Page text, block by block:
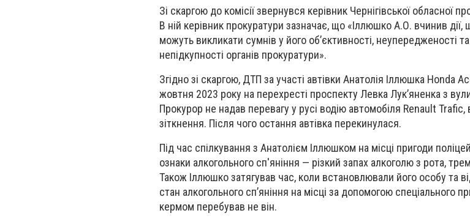
Зі скаргою до комісії звернувся керівник Чернігівської обласної
В ній керівник прокуратури зазначає, що «Іллюшко А.О. вчинив дії,
можуть викликати сумнів у його об’єктивності, неупередженості
непідкупності органів прокуратури».
Згідно зі скаргою, ДТП за участі автівки Анатолія Іллюшка Honda
жовтня 2023 року на перехресті проспекту Левка Лук’яненка з
Прокурор не надав перевагу у русі водію автомобіля Renault Trafic,
зіткнення. Після чого остання автівка перекинулася.
Під час спілкування з Анатолієм Іллюшком на місці пригоди
ознаки алкогольного сп'яніння — різкий запах алкоголю з рота,
Також Іллюшко затягував час, коли встановлювали його особу та
стан алкогольного сп’яніння на місці за допомогою спеціального
кермом перебував не він.